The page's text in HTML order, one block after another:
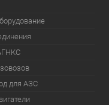
для АЗС